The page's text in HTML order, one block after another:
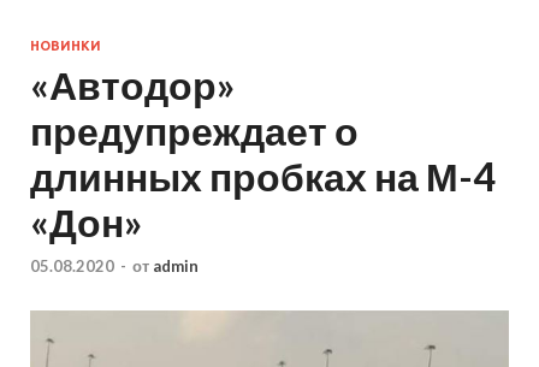
НОВИНКИ
«Автодор»
предупреждает о
длинных пробках на М-4
«Дон»
05.08.2020 - от admin